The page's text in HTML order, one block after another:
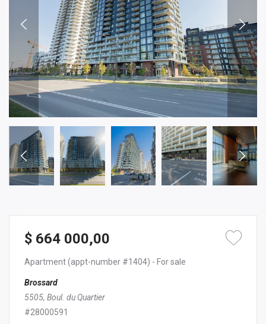
$ 664 000,00
Apartment(appt-number #1404) - For sale
Brossard
5505, Boul. du Quartier
#28000591